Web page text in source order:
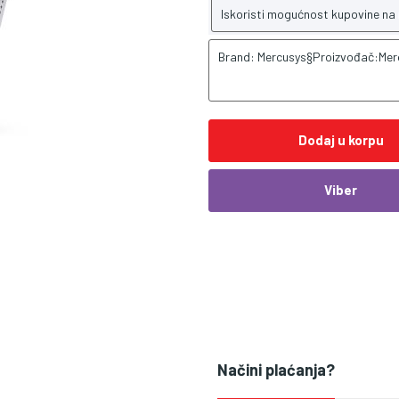
Iskoristi mogućnost kupovine
Brand:
Dodaj u korpu
Viber
Načini plaćanja?